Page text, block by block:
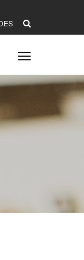
Toggle
navigation